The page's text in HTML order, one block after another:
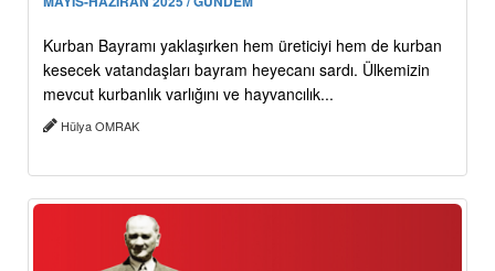
Kurban Bayramı yaklaşırken hem üreticiyi hem de kurban
kesecek vatandaşları bayram heyecanı sardı. Ülkemizin
mevcut kurbanlık varlığını ve hayvancılık...
Hülya OMRAK